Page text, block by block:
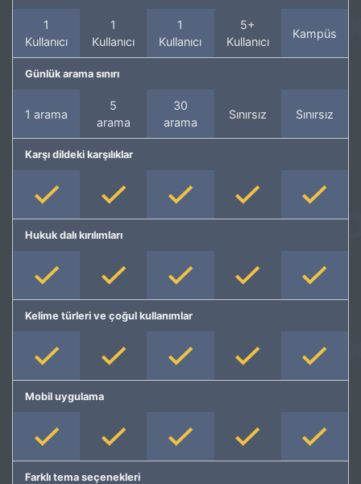
1
Kullanıcı
1
Kullanıcı
1
Kullanıcı
5+
Kullanıcı
Kampüs
Günlük arama sınırı
1 arama
5
arama
30
arama
Sınırsız Sınırsız
Karşı dildeki karşılıklar
Hukuk dalı kırılımları
Kelime türleri ve çoğul kullanımlar
Mobil uygulama
Farklı tema seçenekleri